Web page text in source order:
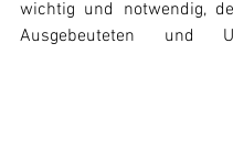
wichtig und notwendig,
Ausgebeuteten und